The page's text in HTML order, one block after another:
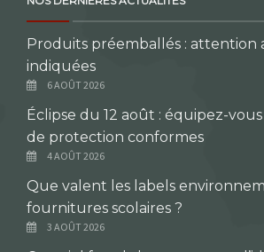
Produits préemballés : attention
indiquées
6 AOÛT 2026
Éclipse du 12 août : équipez-
de protection conformes
4 AOÛT 2026
Que valent les labels
fournitures scolaires ?
3 AOÛT 2026